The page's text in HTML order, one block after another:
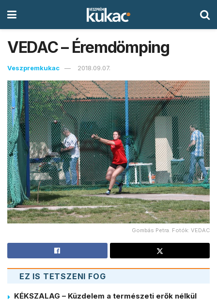
VEDAC – Éremdömping
Veszpremkukac 2018.09.07.
Gombás Petra. Fotók: VEDAC
EZ IS TETSZENI FOG
KÉKSZALAG – Küzdelem a természeti erők nélkül